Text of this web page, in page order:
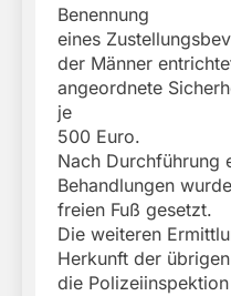
Benennung
eines
der Männer
angeordnete
je
500 Euro.
Nach Durchführung
Behandlungen
freien Fuß gesetzt.
Die weiteren
Herkunft der
die